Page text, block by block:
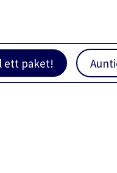
ett paket!